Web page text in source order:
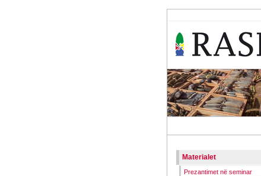
Materialet
Prezantimet në seminar